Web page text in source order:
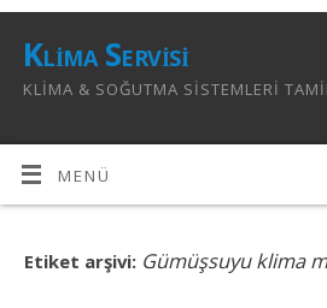
Klima Servisi
KLIMA & SOĞUTMA SISTEMLERI
MENÜ
Etiket arşivi: Gümüşsuyu klima